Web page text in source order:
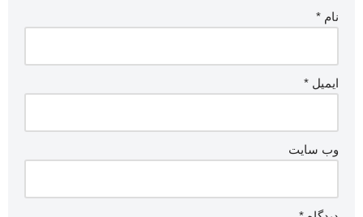
نام *
ایمیل *
وب‌ سایت